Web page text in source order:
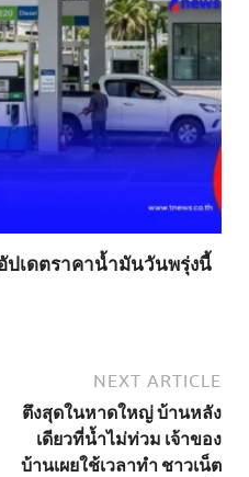
ปเดตราคาน้ำมันวันพรุ่งนี้
NEXT ARTICLE
ตึงสุดในหาดใหญ่ บ้านหลัง
เดียวที่น้ำไม่ท่วม เจ้าของ
บ้านเผยใช้เวลาทำ ชาวเน็ต